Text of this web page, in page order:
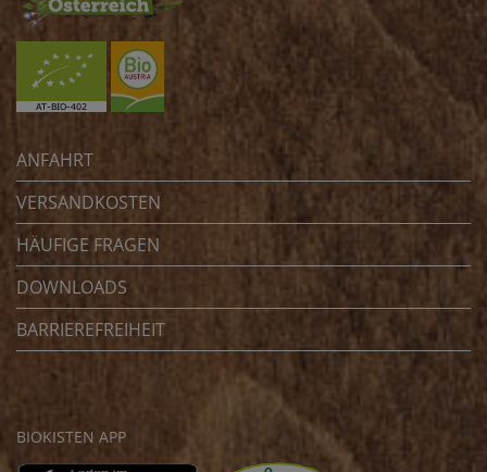
ANFAHRT
VERSANDKOSTEN
HÄUFIGE FRAGEN
DOWNLOADS
BARRIEREFREIHEIT
BIOKISTEN APP